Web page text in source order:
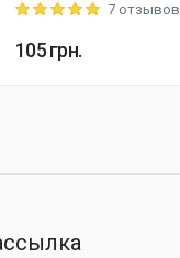
Rating: 5 out of 57 отзывов
105грн.